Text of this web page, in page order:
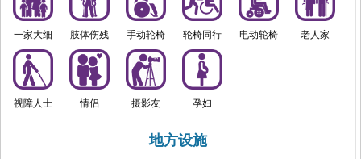
一家大细 肢体伤残 手动轮椅 轮椅同行 电动轮椅 老人家
视障人士 情侣 摄影友 孕妇
地方设施